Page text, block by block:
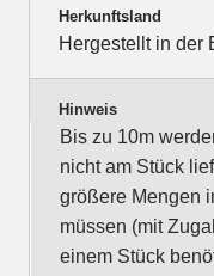
Herkunftsland
Hergestellt in der
Hinweis
Bis zu 10m
nicht am Stück
größere Mengen
müssen (mit
einem Stück